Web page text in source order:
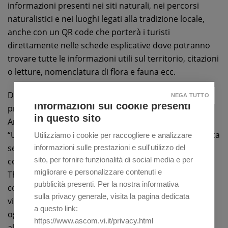
informazioni presenti nei siti naturali, nei percorsi
naturalistici e nei luoghi legati alla tradizione locale,
anche con un QR code che porterà i turisti
direttamente nelle schede esplicative dove potranno
trovare tutte le informazioni utili sul territorio, citazioni
o letture, nomenclatura di flora e fauna ecc.
Durante la conferenza stampa seguita alla firma del
protocollo,Marina Maino, assessora al Turismo,
Animazione Centro Storico e all’URP, ha dichiarato:
“Unire le forze, trovare nuove interconnessioni diventa
sempre più necessario se si intende oltrepassare i
confini provinciali per far conoscere la nostra Città:
Thiene si merita di essere promossa a pieno titolo
come meta da raggiungere per un vasto numero di
visitatori. Sono particolarmente soddisfatta perché
oggi si è ulteriormente suggellata un’importante
Informazioni sui cookie presenti
in questo sito
Utilizziamo i cookie per raccogliere e analizzare
informazioni sulle prestazioni e sull'utilizzo del
sito, per fornire funzionalità di social media e per
migliorare e personalizzare contenuti e
pubblicità presenti. Per la nostra informativa
sulla privacy generale, visita la pagina dedicata
a questo link:
https://www.ascom.vi.it/privacy.html
NEGA TUTTO